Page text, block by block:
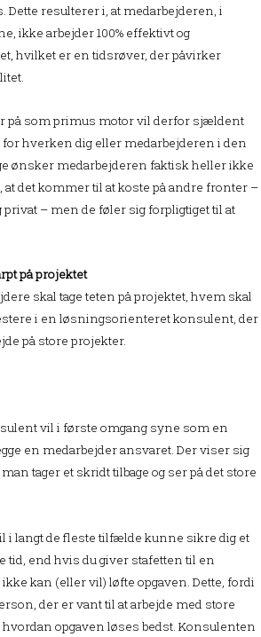
resulterer i, at medarbejderen, i
ikke arbejder 100% effektivt og
hvilket er en tidsrøver, der påvirker
på som primus motor vil derfor sjældent
hverken dig eller medarbejderen i den
ønsker medarbejderen faktisk heller ikke
at det kommer til at koste på andre fronter –
– men de føler sig forpligtiget til at
på projektet
skal tage teten på projektet, hvem skal
i en løsningsorienteret konsulent, der
på store projekter.
vil i første omgang syne som en
en medarbejder ansvaret. Der viser sig
tager et skridt tilbage og ser på det store
i langt de fleste tilfælde kunne sikre dig et
tid, end hvis du giver stafetten til en
kan (eller vil) løfte opgaven. Dette, fordi
der er vant til at arbejde med store
opgaven løses bedst. Konsulenten